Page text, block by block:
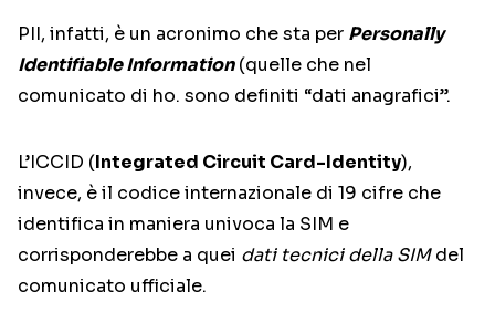
PII, infatti, è un acronimo che sta per Personally
Identifiable Information (quelle che nel
comunicato di ho. sono definiti “dati anagrafici”.
L’ICCID (Integrated Circuit Card-Identity),
invece, è il codice internazionale di 19 cifre che
identifica in maniera univoca la SIM e
corrisponderebbe a quei dati tecnici della SIM del
comunicato ufficiale.